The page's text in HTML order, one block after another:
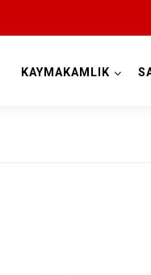
KAYMAKAMLIK